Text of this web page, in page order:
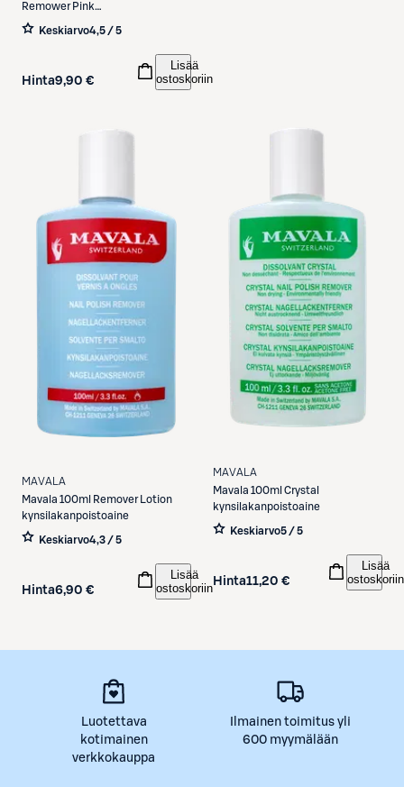
Remower Pink
kynsilakanpoistoaine pinkki
Keskiarvo4,5 / 5
Hinta9,90 €
Lisää
ostoskoriin
MAVALA
Mavala 100ml Remover Lotion
kynsilakanpoistoaine
Keskiarvo4,3 / 5
Hinta6,90 €
Lisää
ostoskoriin
MAVALA
Mavala 100ml Crystal
kynsilakanpoistoaine
Keskiarvo5 / 5
Hinta11,20 €
Lisää
ostoskoriin
Luotettava
kotimainen
verkkokauppa
Ilmainen toimitus yli
600 myymälään